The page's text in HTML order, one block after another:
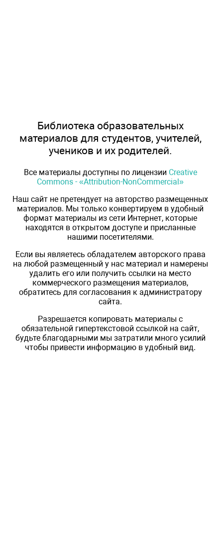
Библиотека образовательных
материалов для студентов, учителей,
учеников и их родителей.
Все материалы доступны по лицензии Creative
Commons - «Attribution-NonCommercial»
Наш сайт не претендует на авторство размещенных
материалов. Мы только конвертируем в удобный
формат материалы из сети Интернет, которые
находятся в открытом доступе и присланные
нашими посетителями.
Если вы являетесь обладателем авторского права
на любой размещенный у нас материал и намерены
удалить его или получить ссылки на место
коммерческого размещения материалов,
обратитесь для согласования к администратору
сайта.
Разрешается копировать материалы с
обязательной гипертекстовой ссылкой на сайт,
будьте благодарными мы затратили много усилий
чтобы привести информацию в удобный вид.